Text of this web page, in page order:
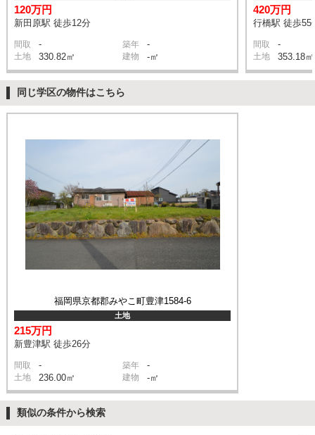
120万円
新田原駅 徒歩12分
間取 - 築年 -
土地 330.82㎡ 建物 -㎡
420万円
行橋駅 徒歩55
間取 -
土地 353.18㎡
同じ学区の物件はこちら
福岡県京都郡みやこ町豊津1584-6
土地
215万円
新豊津駅 徒歩26分
間取 - 築年 -
土地 236.00㎡ 建物 -㎡
類似の条件から検索